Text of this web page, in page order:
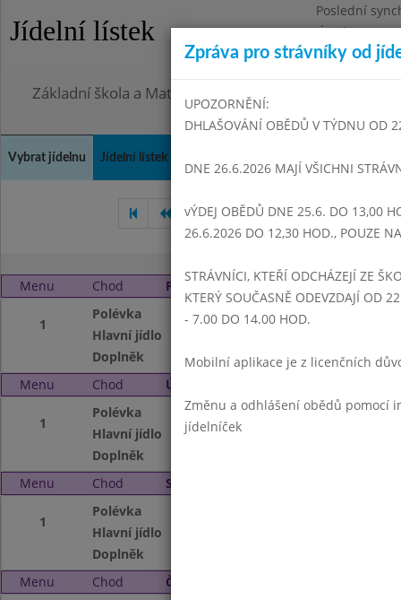
Jídelní lístek
Poslední
Úterý
Omezení
Základní škola a Mateřská škola Dr. Edvarda Beneše,
Vybrat jídelnu Jídelní lístek
Květen 2008 Červen 2008
Menu Chod Pondělí 1. 9. 2008
1
Polévka
Slepičí vývar s
Hlavní jídlo
Doplněk
Čaj, mléko
Menu
Chod Úterý 2. 9. 2008
1
Polévka
Frankfurtská
Hlavní jídlo
Doplněk
Menu
Chod Středa 3. 9. 2008
1
Polévka
Hlavní jídlo
Doplněk
Menu
Chod Čtvrtek 4. 9. 2008
Zpráva pro strávníky od
UPOZORNĚNÍ:
DHLAŠOVÁNÍ OBĚDŮ V TÝDNU OD
DNE 26.6.2026 MAJÍ VŠICHNI
vÝDEJ OBĚDŮ DNE 25.6. DO 13,00
26.6.2026 DO 12,30 HOD., POUZE
STRÁVNÍCI, KTEŘÍ ODCHÁZEJÍ ZE
KTERÝ SOUČASNĚ ODEVZDAJÍ OD
- 7.00 DO 14.00 HOD.
Mobilní aplikace je z licenčních
Změnu a odhlášení obědů pomocí
jídelníček